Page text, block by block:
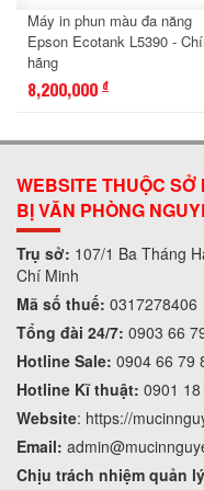
Máy in phun màu đa năng
Epson Ecotank L5390 -
hãng
8,200,000 đ
WEBSITE THUỘC
BỊ VĂN PHÒNG
Trụ sở: 107/1 Ba Tháng
Chí Minh
Mã số thuế: 0317278406
Tổng đài 24/7: 0903 66
Hotline Sale: 0904 66 79
Hotline Kĩ thuật: 0901
Website: https://
Email: admin
Chịu trách nhiệm quản